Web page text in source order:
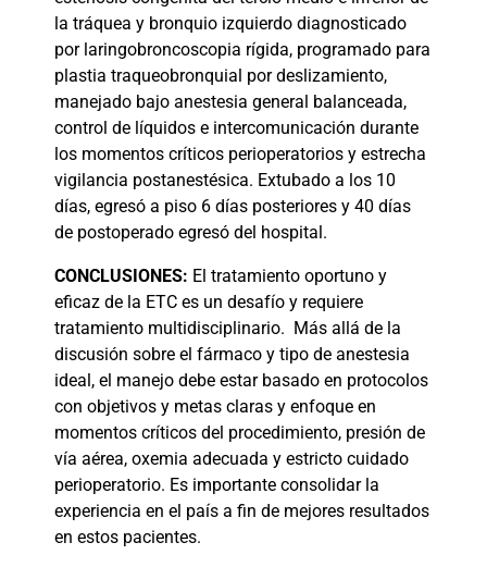
la tráquea y bronquio izquierdo diagnosticado
por laringobroncoscopia rígida, programado para
plastia traqueobronquial por deslizamiento,
manejado bajo anestesia general balanceada,
control de líquidos e intercomunicación durante
los momentos críticos perioperatorios y estrecha
vigilancia postanestésica. Extubado a los 10
días, egresó a piso 6 días posteriores y 40 días
de postoperado egresó del hospital.
CONCLUSIONES: El tratamiento oportuno y
eficaz de la ETC es un desafío y requiere
tratamiento multidisciplinario. Más allá de la
discusión sobre el fármaco y tipo de anestesia
ideal, el manejo debe estar basado en protocolos
con objetivos y metas claras y enfoque en
momentos críticos del procedimiento, presión de
vía aérea, oxemia adecuada y estricto cuidado
perioperatorio. Es importante consolidar la
experiencia en el país a fin de mejores resultados
en estos pacientes.